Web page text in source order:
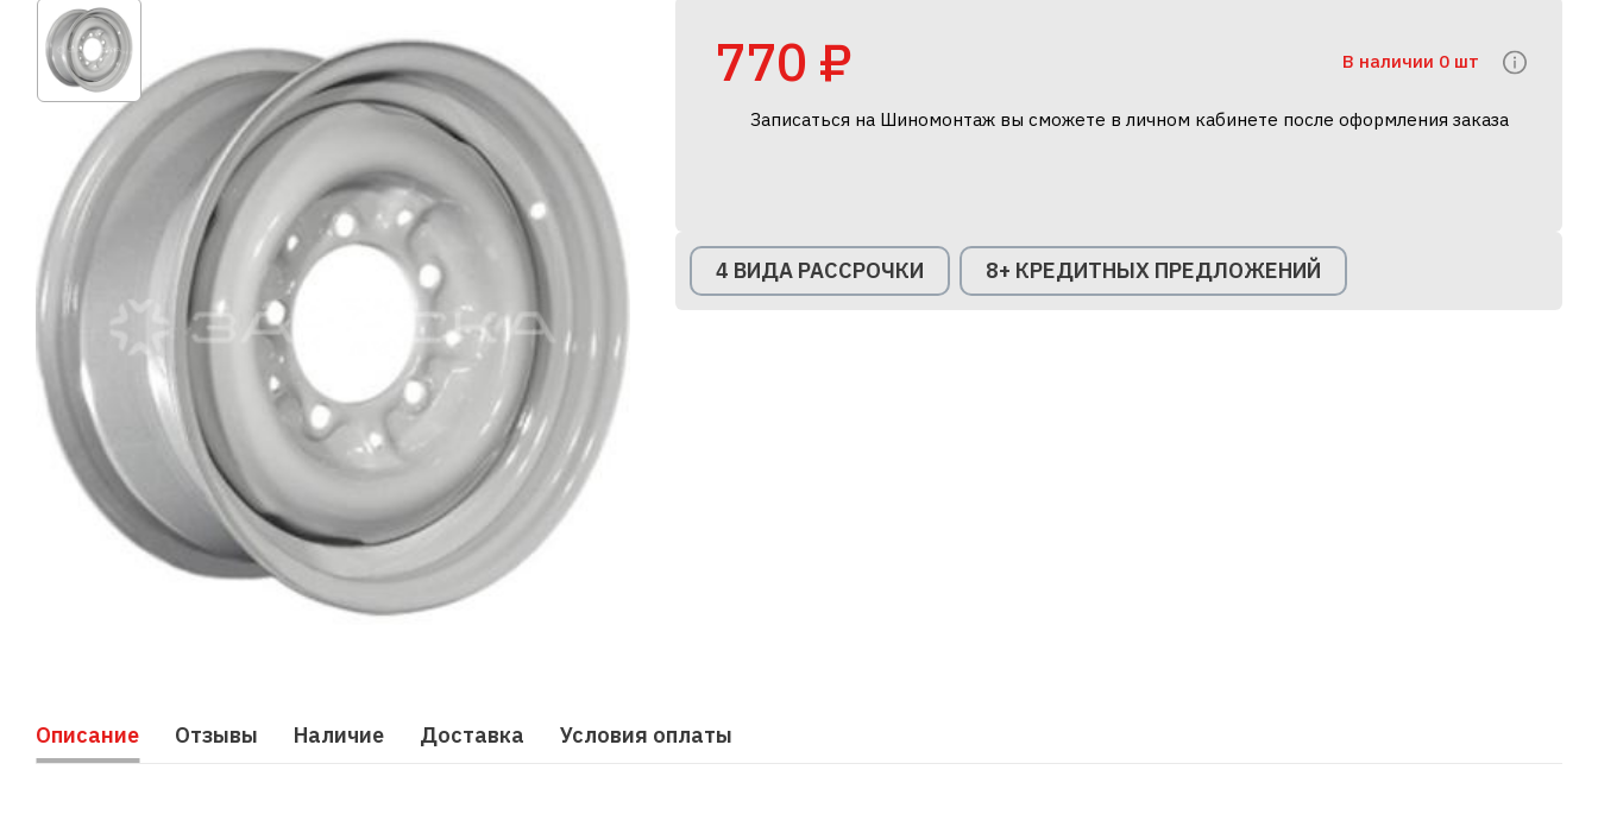
770 ₽ В наличии 0 шт
Записаться на Шиномонтаж вы сможете в личном кабинете после оформления заказа
4 ВИДА РАССРОЧКИ 8+ КРЕДИТНЫХ ПРЕДЛОЖЕНИЙ
Описание Отзывы Наличие Доставка Условия оплаты